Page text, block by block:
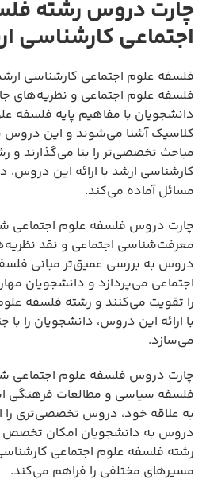
چارت دروس رشته
اجتماعی کارشناسی
فلسفه علوم اجتماعی کارشناسی
فلسفه علوم اجتماعی و نظریه‌های
دانشجویان با مفاهیم پایه فلسفه
کلاسیک آشنا می‌شوند و این دروس
مباحث تخصصی‌تر را بنا می‌گذارند و
کارشناسی ارشد با ارائه این دروس،
مسائل آماده می‌کند.
چارت دروس فلسفه علوم اجتماعی
معرفت‌شناسی اجتماعی و نقد
دروس به بررسی عمیق‌تر مبانی
اجتماعی می‌پردازد و دانشجویان
را تقویت می‌کنند و رشته فلسفه
با ارائه این دروس، دانشجویان را با
می‌سازد.
چارت دروس فلسفه علوم اجتماعی
فلسفه سیاسی و مطالعات فرهنگی
به علاقه خود، دروس تخصصی‌تری را
دروس به دانشجویان امکان تخصص
رشته فلسفه علوم اجتماعی
مسیرهای مختلفی را فراهم می‌کند.